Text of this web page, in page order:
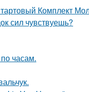
Комплект
сил чувствуешь?
часам.